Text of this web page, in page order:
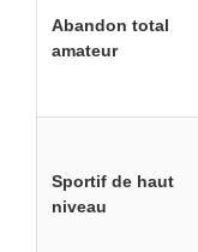
Abandon total
amateur
Sportif de haut
niveau